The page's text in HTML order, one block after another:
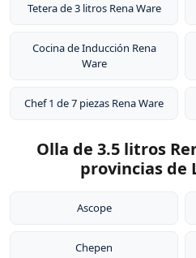
Tetera de 3 litros Rena Ware
Cocina de Inducción Rena
Ware
Chef 1 de 7 piezas Rena Ware
Olla de 3.5 litros
provincias de
Ascope
Chepen